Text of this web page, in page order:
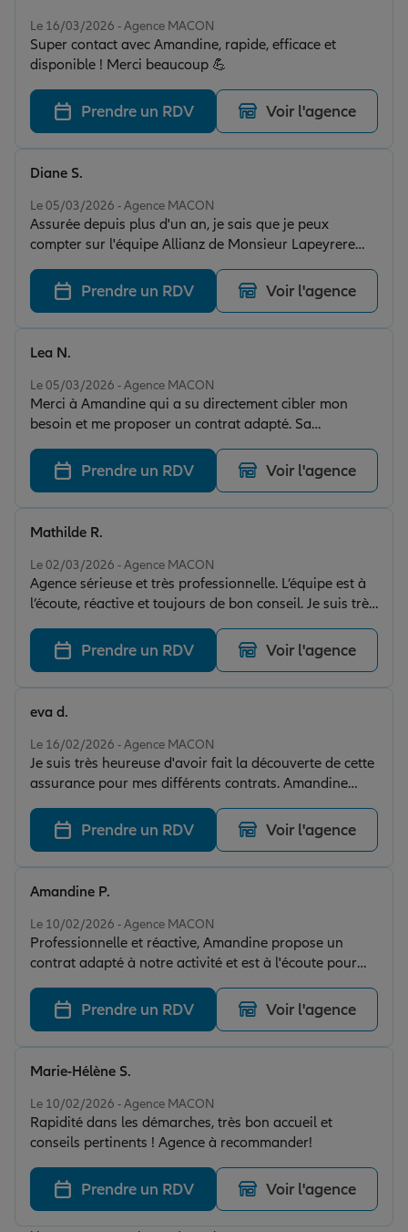
sérieux, efficace et humain. Rien à redire, c'est juste top
!
Le 16/03/2026 - Agence MACON
Super contact avec Amandine, rapide, efficace et
disponible ! Merci beaucoup 💪
Prendre un RDV Voir l'agence
Le 05/03/2026 - Agence MACON
Assurée depuis plus d'un an, je sais que je peux
compter sur l'équipe Allianz de Monsieur Lapeyrere
pour m'accompagner dans mes démarches et me
conseiller au mieux. Je recommande leur
professionnalisme et leur réactivité.
Diane S.
Prendre un RDV Voir l'agence
Le 05/03/2026 - Agence MACON
Merci à Amandine qui a su directement cibler mon
besoin et me proposer un contrat adapté. Sa
spécialisation en filière équine est un vrai plus pour
nous conseiller au mieux, je recommande 😊
Lea N.
Prendre un RDV Voir l'agence
Le 02/03/2026 - Agence MACON
Agence sérieuse et très professionnelle. L’équipe est à
l’écoute, réactive et toujours de bon conseil. Je suis très
satisfaite de l’accompagnement et de la qualité du
service. Je recommande sans hésitation.
Mathilde R.
Prendre un RDV Voir l'agence
Le 16/02/2026 - Agence MACON
Je suis très heureuse d'avoir fait la découverte de cette
assurance pour mes différents contrats. Amandine
prend le temps nécessaire de tout expliquer
correctement, et d'adapter des contrats très précis aux
différentes professions, qui sont en plus bien inferieur
au niveau des montants! Je recommande!
eva d.
Prendre un RDV Voir l'agence
Le 10/02/2026 - Agence MACON
Professionnelle et réactive, Amandine propose un
contrat adapté à notre activité et est à l'écoute pour
nous conseiller au mieux. Un gros point positif pour la
disponibilité, c'est tellement agréable d'avoir une
conseillère aussi disponible et à l'écoute ! Je
recommande à 100% !
Amandine P.
Prendre un RDV Voir l'agence
Le 10/02/2026 - Agence MACON
Rapidité dans les démarches, très bon accueil et
conseils pertinents ! Agence à recommander!
Marie-Hélène S.
Prendre un RDV Voir l'agence